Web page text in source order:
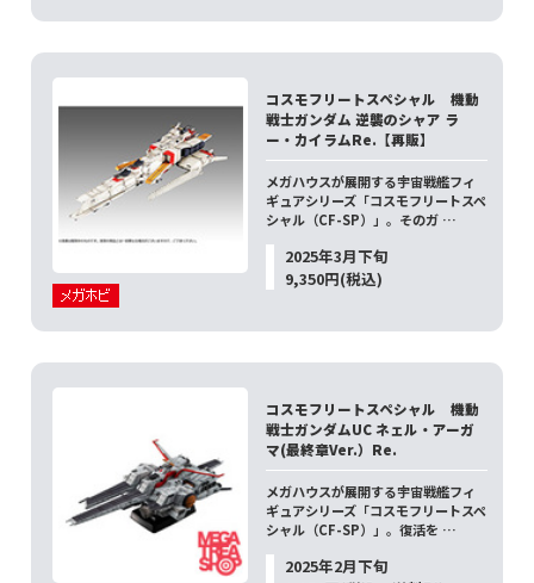
コスモフリートスペシャル 機動
戦士ガンダム 逆襲のシャア ラ
ー・カイラムRe.【再販】
メガハウスが展開する宇宙戦艦フィ
ギュアシリーズ「コスモフリートスペ
シャル（CF-SP）」。そのガ …
2025年3月下旬
9,350円(税込)
コスモフリートスペシャル 機動
戦士ガンダムUC ネェル・アーガ
マ(最終章Ver.）Re.
メガハウスが展開する宇宙戦艦フィ
ギュアシリーズ「コスモフリートスペ
シャル（CF-SP）」。復活を …
2025年2月下旬